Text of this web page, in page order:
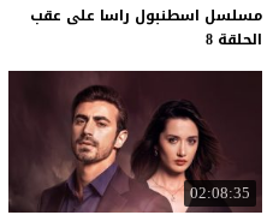
مسلسل اسطنبول راسا على عقب
الحلقة 8
02:08:35